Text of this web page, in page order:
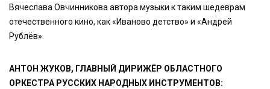
Вячеслава Овчинникова автора музыки к таким шедеврам
отечественного кино, как «Иваново детство» и «Андрей
Рублёв».
АНТОН ЖУКОВ, ГЛАВНЫЙ ДИРИЖЁР ОБЛАСТНОГО
ОРКЕСТРА РУССКИХ НАРОДНЫХ ИНСТРУМЕНТОВ: